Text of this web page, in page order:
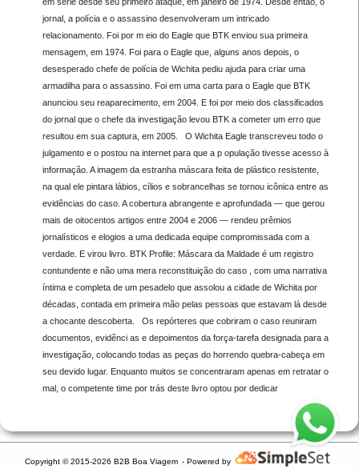
jornal, a polícia e o assassino desenvolveram um intricado
relacionamento. Foi por m eio do Eagle que BTK enviou sua primeira
mensagem, em 1974. Foi para o Eagle que, alguns anos depois, o
desesperado chefe de polícia de Wichita pediu ajuda para criar uma
armadilha para o assassino. Foi em uma carta para o Eagle que BTK
anunciou seu reaparecimento, em 2004. E foi por meio dos classificados
do jornal que o chefe da investigação levou BTK a cometer um erro que
resultou em sua captura, em 2005. O Wichita Eagle transcreveu todo o
julgamento e o postou na internet para que a p opulação tivesse acesso à
informação. A imagem da estranha máscara feita de plástico resistente,
na qual ele pintara lábios, cílios e sobrancelhas se tornou icônica entre as
evidências do caso. A cobertura abrangente e aprofundada — que gerou
mais de oitocentos artigos entre 2004 e 2006 — rendeu prêmios
jornalísticos e elogios a uma dedicada equipe compromissada com a
verdade. E virou livro. BTK Profile: Máscara da Maldade é um registro
contundente e não uma mera reconstituição do caso , com uma narrativa
íntima e completa de um pesadelo que assolou a cidade de Wichita por
décadas, contada em primeira mão pelas pessoas que estavam lá desde
a chocante descoberta. Os repórteres que cobriram o caso reuniram
documentos, evidênci as e depoimentos da força-tarefa designada para a
investigação, colocando todas as peças do horrendo quebra-cabeça em
seu devido lugar. Enquanto muitos se concentraram apenas em retratar o
mal, o competente time por trás deste livro optou por dedicar
Copyright © 2015-2026 B2B Boa Viagem - Powered by